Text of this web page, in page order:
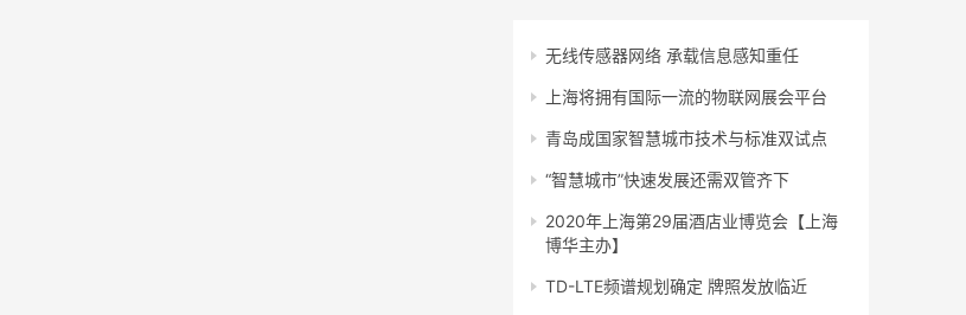
无线传感器网络 承载信息感知重任
上海将拥有国际一流的物联网展会平台
青岛成国家智慧城市技术与标准双试点
“智慧城市”快速发展还需双管齐下
2020年上海第29届酒店业博览会【上海
博华主办】
TD-LTE频谱规划确定 牌照发放临近